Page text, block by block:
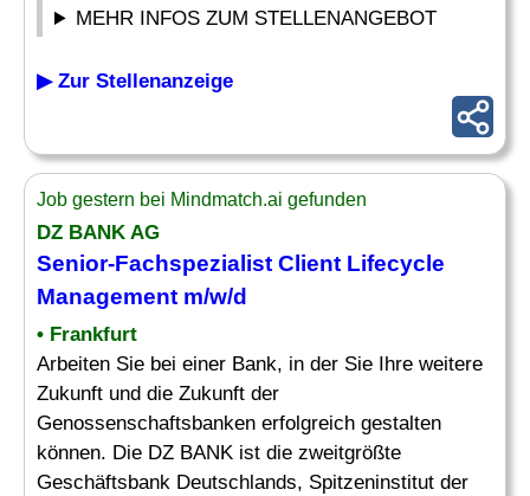
MEHR INFOS ZUM STELLENANGEBOT
▶ Zur Stellenanzeige
Job gestern bei Mindmatch.ai gefunden
DZ BANK AG
Senior-Fachspezialist Client Lifecycle
Management m/w/d
• Frankfurt
Arbeiten Sie bei einer Bank, in der Sie Ihre weitere
Zukunft und die Zukunft der
Genossenschaftsbanken erfolgreich gestalten
können. Die DZ BANK ist die zweitgrößte
Geschäftsbank Deutschlands, Spitzeninstitut der